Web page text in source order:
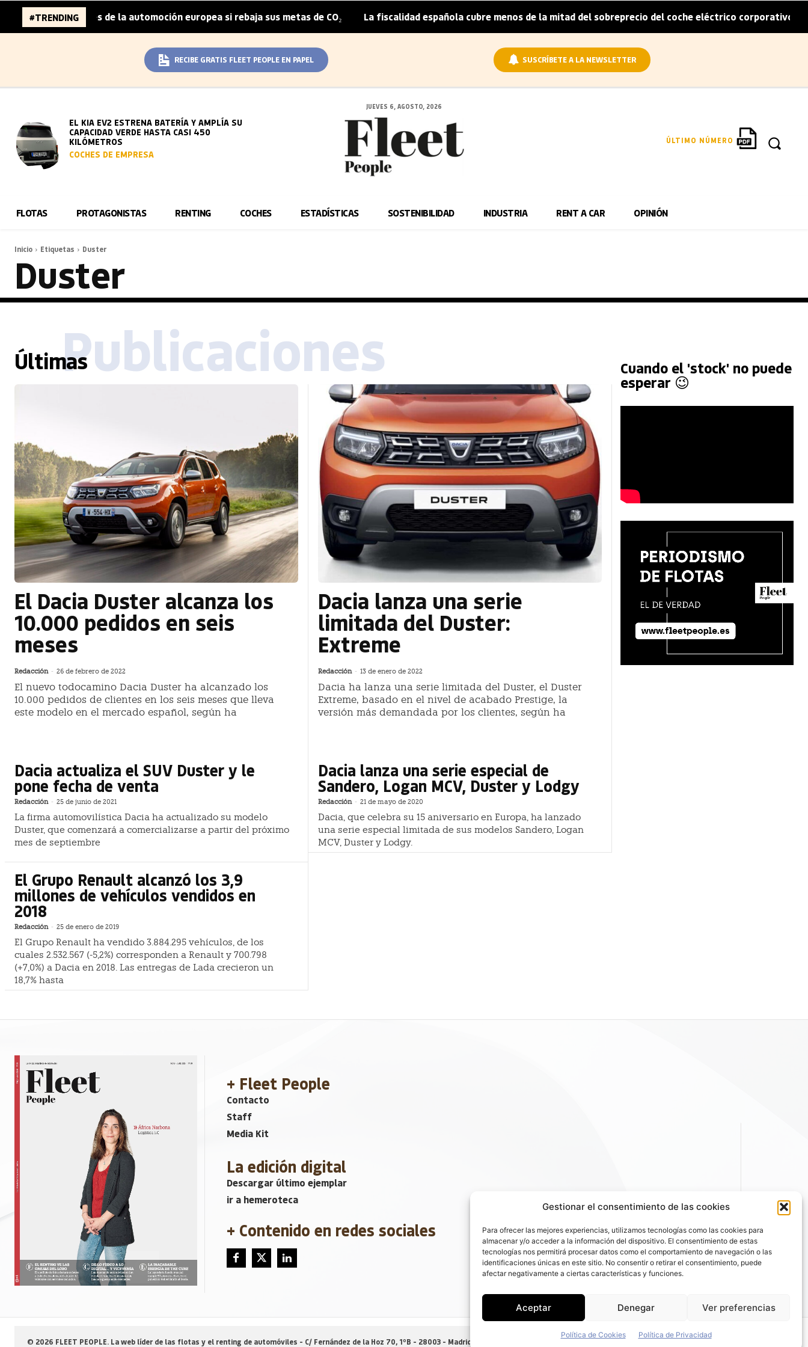
Gestionar el consentimiento de las cookies
Para ofrecer las mejores experiencias, utilizamos tecnologías como las cookies para
almacenar y/o acceder a la información del dispositivo. El consentimiento de estas
tecnologías nos permitirá procesar datos como el comportamiento de navegación o las
identificaciones únicas en este sitio. No consentir o retirar el consentimiento, puede
afectar negativamente a ciertas características y funciones.
Aceptar Denegar Ver preferencias
Política de Cookies Política de Privacidad
#TRENDING
96.000 millones de la automoción europea si rebaja sus metas de CO₂ | La fiscalidad española cubre menos de la mitad del sobreprecio del coche eléctrico corporativo |
RECIBE GRATIS FLEET PEOPLE EN PAPEL SUSCRÍBETE A LA NEWSLETTER
EL KIA EV2 ESTRENA BATERÍA Y AMPLÍA SU
CAPACIDAD VERDE HASTA CASI 450
KILÓMETROS
COCHES DE EMPRESA
JUEVES 6, AGOSTO, 2026
ÚLTIMO NÚMERO
FLOTAS PROTAGONISTAS RENTING COCHES ESTADÍSTICAS SOSTENIBILIDAD INDUSTRIA RENT A CAR OPINIÓN
Inicio Etiquetas Duster
Duster
ÚltimasPublicaciones
El Dacia Duster alcanza los
10.000 pedidos en seis
meses
Redacción - 26 de febrero de 2022
El nuevo todocamino Dacia Duster ha alcanzado los
10.000 pedidos de clientes en los seis meses que lleva
este modelo en el mercado español, según ha
Dacia lanza una serie
limitada del Duster:
Extreme
Redacción - 13 de enero de 2022
Dacia ha lanza una serie limitada del Duster, el Duster
Extreme, basado en el nivel de acabado Prestige, la
versión más demandada por los clientes, según ha
Dacia actualiza el SUV Duster y le
pone fecha de venta
Redacción - 25 de junio de 2021
La firma automovilística Dacia ha actualizado su modelo
Duster, que comenzará a comercializarse a partir del próximo
mes de septiembre
Dacia lanza una serie especial de
Sandero, Logan MCV, Duster y Lodgy
Redacción - 21 de mayo de 2020
Dacia, que celebra su 15 aniversario en Europa, ha lanzado
una serie especial limitada de sus modelos Sandero, Logan
MCV, Duster y Lodgy.
El Grupo Renault alcanzó los 3,9
millones de vehículos vendidos en
2018
Redacción - 25 de enero de 2019
El Grupo Renault ha vendido 3.884.295 vehículos, de los
cuales 2.532.567 (-5,2%) corresponden a Renault y 700.798
(+7,0%) a Dacia en 2018. Las entregas de Lada crecieron un
18,7% hasta
Cuando el 'stock' no puede
esperar 😉
+ Fleet People
Contacto
Staff
Media Kit
La edición digital
Descargar último ejemplar
ir a hemeroteca
+ Contenido en redes sociales
© 2026 FLEET PEOPLE. La web líder de las flotas y el renting de automóviles - C/ Fernández de la Hoz 70, 1ºB - 28003 - Madrid (España) | Política de Privacidad|Política de Cookies|Email: fleetpeople@fleetpeople.es